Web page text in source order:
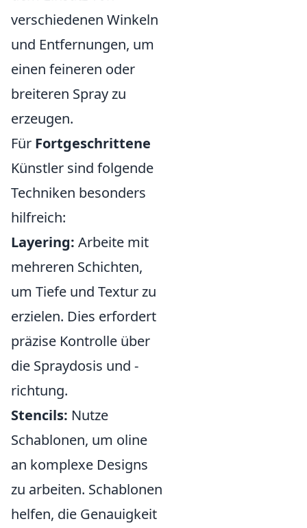
verschiedenen Winkeln
und Entfernungen, um
einen feineren oder
breiteren Spray zu
erzeugen.
Für Fortgeschrittene
Künstler sind folgende
Techniken besonders
hilfreich:
Layering: Arbeite mit
mehreren Schichten,
um Tiefe und Textur zu
erzielen. Dies erfordert
präzise Kontrolle über
die Spraydosis und -
richtung.
Stencils: Nutze
Schablonen, um oline
an komplexe Designs
zu arbeiten. Schablonen
helfen, die Genauigkeit